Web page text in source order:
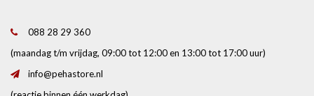
088 28 29 360
(maandag t/m vrijdag, 09:00 tot 12:00 en 13:00 tot 17:00 uur)
info@pehastore.nl